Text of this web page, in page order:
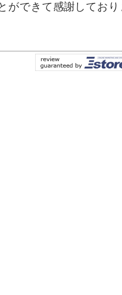
ができて感謝しており